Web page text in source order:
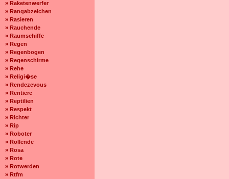
» Raketenwerfer
» Rangabzeichen
» Rasieren
» Rauchende
» Raumschiffe
» Regen
» Regenbogen
» Regenschirme
» Rehe
» Religi�se
» Rendezevous
» Rentiere
» Reptilien
» Respekt
» Richter
» Rip
» Roboter
» Rollende
» Rosa
» Rote
» Rotwerden
» Rtfm